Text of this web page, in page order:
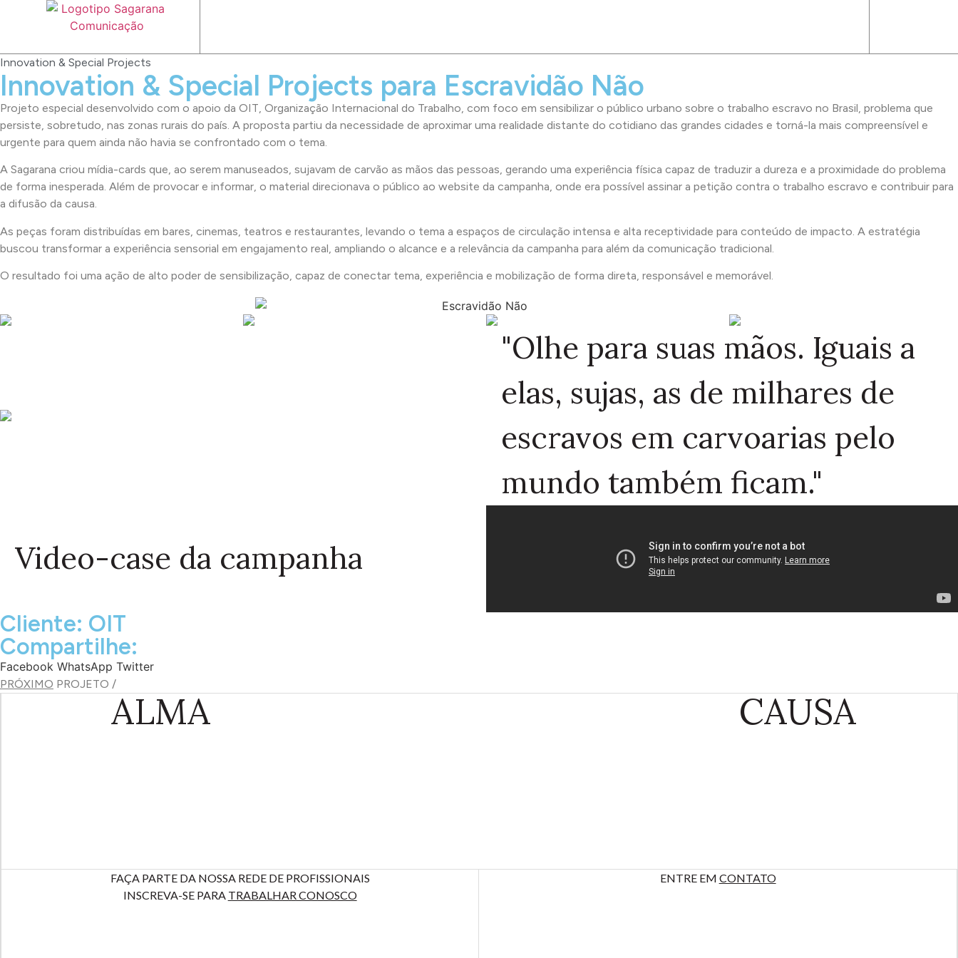
Innovation & Special Projects
Innovation & Special Projects para Escravidão Não
Projeto especial desenvolvido com o apoio da OIT, Organização Internacional do Trabalho, com foco em sensibilizar o público urbano sobre o trabalho escravo no Brasil, problema que
persiste, sobretudo, nas zonas rurais do país. A proposta partiu da necessidade de aproximar uma realidade distante do cotidiano das grandes cidades e torná-la mais compreensível e
urgente para quem ainda não havia se confrontado com o tema.
A Sagarana criou mídia-cards que, ao serem manuseados, sujavam de carvão as mãos das pessoas, gerando uma experiência física capaz de traduzir a dureza e a proximidade do problema
de forma inesperada. Além de provocar e informar, o material direcionava o público ao website da campanha, onde era possível assinar a petição contra o trabalho escravo e contribuir para
a difusão da causa.
As peças foram distribuídas em bares, cinemas, teatros e restaurantes, levando o tema a espaços de circulação intensa e alta receptividade para conteúdo de impacto. A estratégia
buscou transformar a experiência sensorial em engajamento real, ampliando o alcance e a relevância da campanha para além da comunicação tradicional.
O resultado foi uma ação de alto poder de sensibilização, capaz de conectar tema, experiência e mobilização de forma direta, responsável e memorável.
"Olhe para suas mãos. Iguais a
elas, sujas, as de milhares de
escravos em carvoarias pelo
mundo também ficam."
Video-case da campanha
Cliente: OIT
Compartilhe:
Facebook WhatsApp Twitter
PRÓXIMO PROJETO /
ALMA CAUSA
FAÇA PARTE DA NOSSA REDE DE PROFISSIONAIS
INSCREVA-SE PARA TRABALHAR CONOSCO
ENTRE EM CONTATO